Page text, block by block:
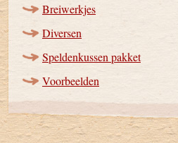
Breiwerkjes
Diversen
Speldenkussen pakket
Voorbeelden